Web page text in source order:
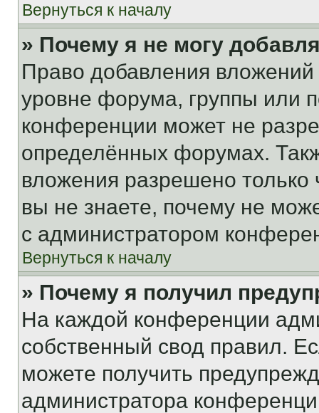
Вернуться к началу
» Почему я не могу
Право добавления
уровне форума, группы или
конференции может не
определённых форумах.
вложения разрешено
вы не знаете, почему не
с администратором
Вернуться к началу
» Почему я получил
На каждой конференции
собственный свод правил.
можете получить
администратора